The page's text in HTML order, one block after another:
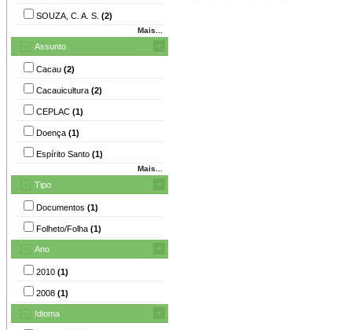
SOUZA, C. A. S. (2)
Mais...
Assunto
Cacau (2)
Cacauicultura (2)
CEPLAC (1)
Doença (1)
Espírito Santo (1)
Mais...
Tipo
Documentos (1)
Folheto/Folha (1)
Ano
2010 (1)
2008 (1)
Idioma